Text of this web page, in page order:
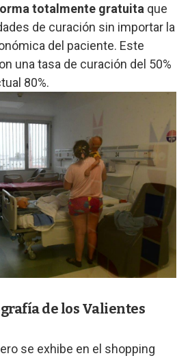
totalmente gratuita que
de curación sin importar la
del paciente. Este
una tasa de curación del 50%
80%.
de los Valientes
se exhibe en el shopping